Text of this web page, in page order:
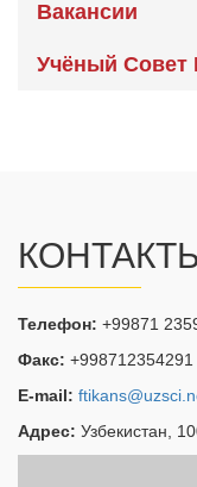
Вакансии
Учёный Совет
Телефон: +99871
Факс: +998712354291
E-mail:
Адрес: Узбекистан,